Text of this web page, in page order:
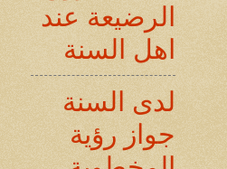
الرضيعة عند
اهل السنة
لدى السنة
جواز رؤية